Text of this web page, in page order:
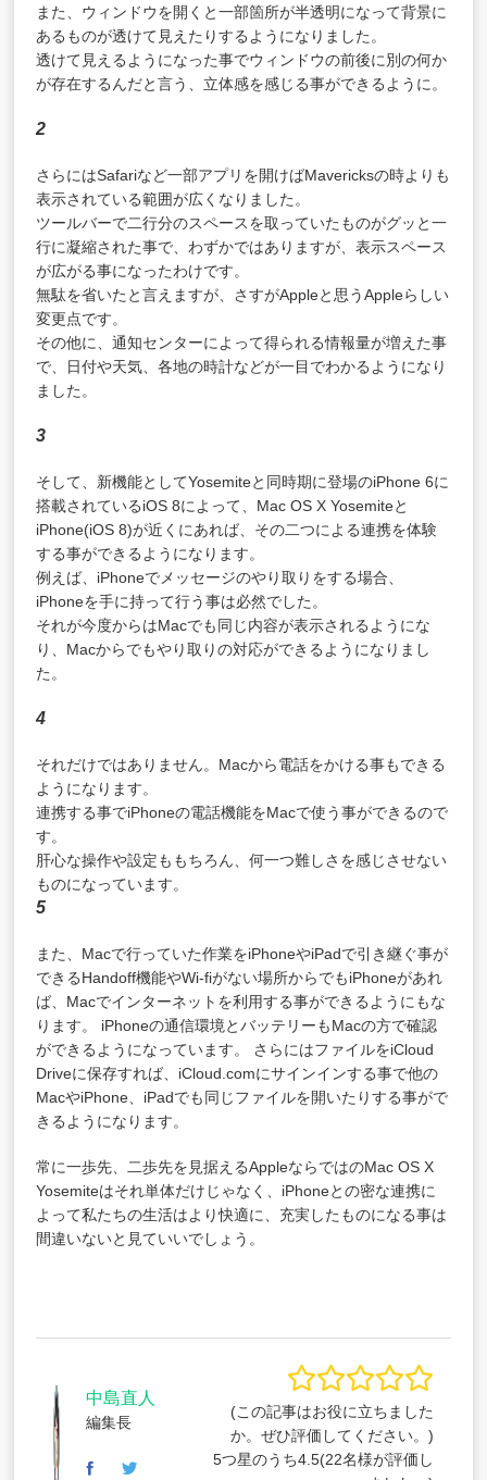
また、ウィンドウを開くと一部箇所が半透明になって背景に
あるものが透けて見えたりするようになりました。
透けて見えるようになった事でウィンドウの前後に別の何か
が存在するんだと言う、立体感を感じる事ができるように。
2
さらにはSafariなど一部アプリを開けばMavericksの時よりも
表示されている範囲が広くなりました。
ツールバーで二行分のスペースを取っていたものがグッと一
行に凝縮された事で、わずかではありますが、表示スペース
が広がる事になったわけです。
無駄を省いたと言えますが、さすがAppleと思うAppleらしい
変更点です。
その他に、通知センターによって得られる情報量が増えた事
で、日付や天気、各地の時計などが一目でわかるようになり
ました。
3
そして、新機能としてYosemiteと同時期に登場のiPhone 6に
搭載されているiOS 8によって、Mac OS X Yosemiteと
iPhone(iOS 8)が近くにあれば、その二つによる連携を体験
する事ができるようになります。
例えば、iPhoneでメッセージのやり取りをする場合、
iPhoneを手に持って行う事は必然でした。
それが今度からはMacでも同じ内容が表示されるようにな
り、Macからでもやり取りの対応ができるようになりまし
た。
4
それだけではありません。Macから電話をかける事もできる
ようになります。
連携する事でiPhoneの電話機能をMacで使う事ができるので
す。
肝心な操作や設定ももちろん、何一つ難しさを感じさせない
ものになっています。
5
また、Macで行っていた作業をiPhoneやiPadで引き継ぐ事が
できるHandoff機能やWi-fiがない場所からでもiPhoneがあれ
ば、Macでインターネットを利用する事ができるようにもな
ります。 iPhoneの通信環境とバッテリーもMacの方で確認
ができるようになっています。 さらにはファイルをiCloud
Driveに保存すれば、iCloud.comにサインインする事で他の
MacやiPhone、iPadでも同じファイルを開いたりする事がで
きるようになります。
常に一歩先、二歩先を見据えるAppleならではのMac OS X
Yosemiteはそれ単体だけじゃなく、iPhoneとの密な連携に
よって私たちの生活はより快適に、充実したものになる事は
間違いないと見ていいでしょう。
中島直人
編集長
(この記事はお役に立ちました
か。ぜひ評価してください。)
5つ星のうち4.5(22名様が評価し